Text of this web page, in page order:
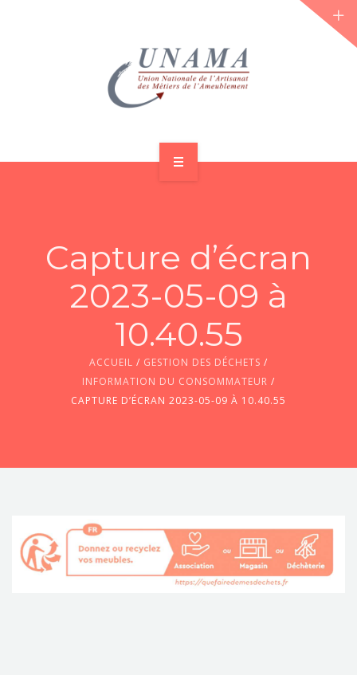
LES JOURNÉES 2026 ⌵
ACTUS & DOSSIERS
Capture d’écran
2023-05-09 à
10.40.55
ACCUEIL / GESTION DES DÉCHETS /
INFORMATION DU CONSOMMATEUR /
CAPTURE D’ÉCRAN 2023-05-09 À 10.40.55